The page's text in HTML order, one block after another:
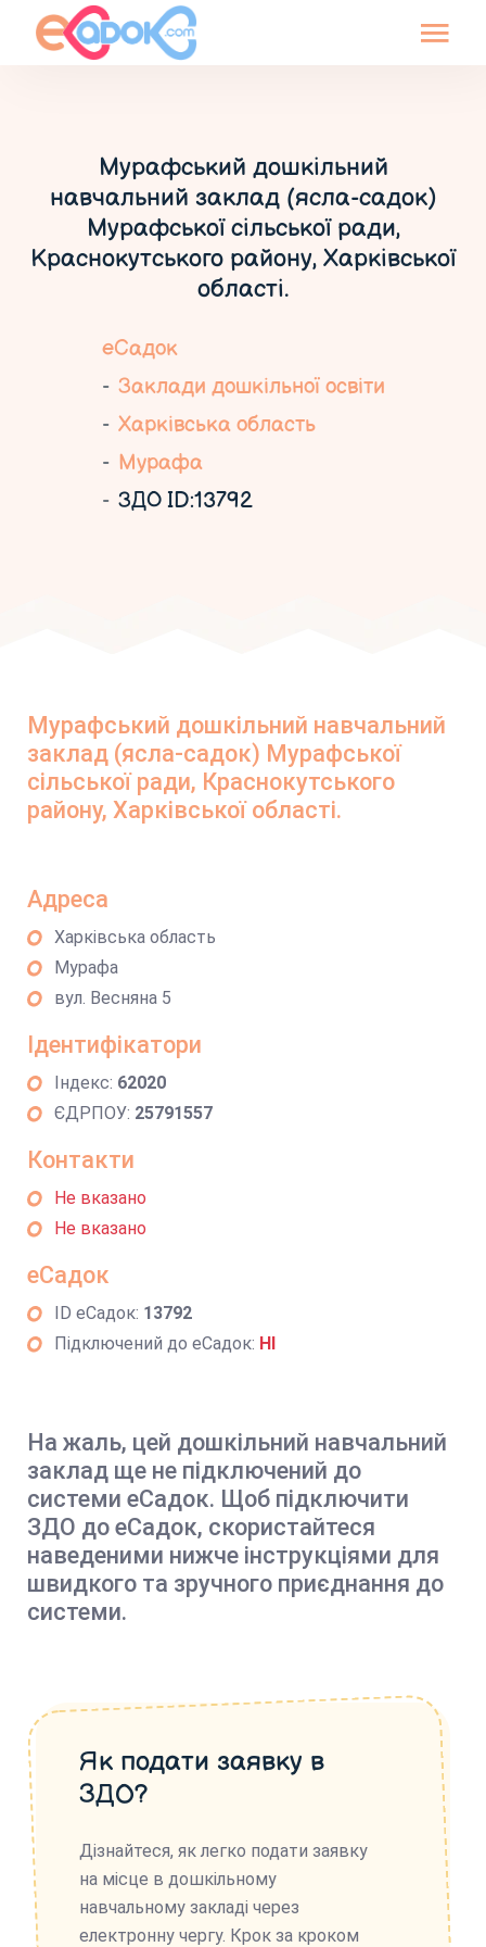
Мурафський дошкільний
навчальний заклад (ясла-садок)
Мурафської сільської ради,
Краснокутського району, Харківської
області.
еСадок
Заклади дошкільної освіти
Харківська область
Мурафа
ЗДО ID:13792
Мурафський дошкільний навчальний
заклад (ясла-садок) Мурафської
сільської ради, Краснокутського
району, Харківської області.
Адреса
Харківська область
Мурафа
вул. Весняна 5
Ідентифікатори
Індекс: 62020
ЄДРПОУ: 25791557
Контакти
Не вказано
Не вказано
еСадок
ID еСадок: 13792
Підключений до еСадок: НІ
На жаль, цей дошкільний навчальний
заклад ще не підключений до
системи еСадок. Щоб підключити
ЗДО до еСадок, скористайтеся
наведеними нижче інструкціями для
швидкого та зручного приєднання до
системи.
Як подати заявку в
ЗДО?
Дізнайтеся, як легко подати заявку
на місце в дошкільному
навчальному закладі через
електронну чергу. Крок за кроком